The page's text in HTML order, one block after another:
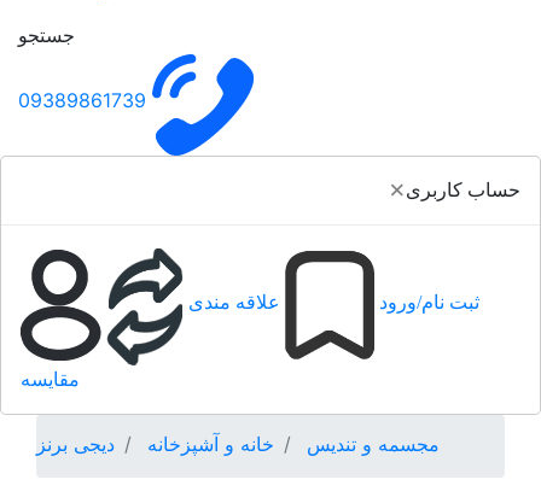
جستجو
09389861739
×حساب کاربری
ثبت نام/ورود علاقه مندی
مقایسه
دیجی برنز خانه و آشپزخانه مجسمه و تندیس